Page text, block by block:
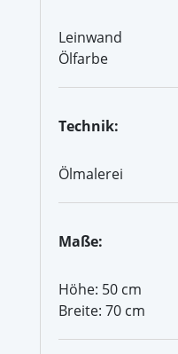
Leinwand
Ölfarbe
Technik:
Ölmalerei
Maße:
Höhe: 50 cm
Breite: 70 cm